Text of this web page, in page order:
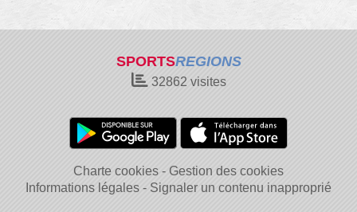
SPORTSREGIONS
32862 visites
Charte cookies
Gestion des cookies
Informations légales
Signaler un contenu inapproprié